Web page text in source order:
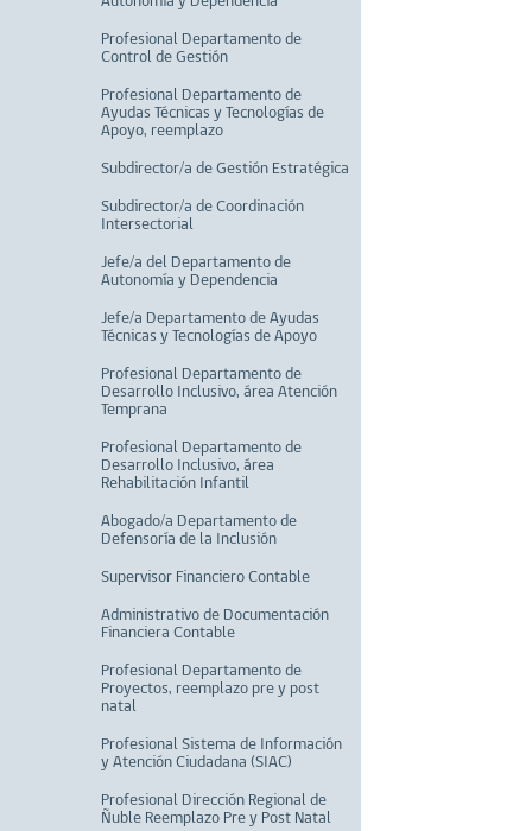
Profesional Departamento de
Control de Gestión
Profesional Departamento de
Ayudas Técnicas y Tecnologías de
Apoyo, reemplazo
Subdirector/a de Gestión Estratégica
Subdirector/a de Coordinación
Intersectorial
Jefe/a del Departamento de
Autonomía y Dependencia
Jefe/a Departamento de Ayudas
Técnicas y Tecnologías de Apoyo
Profesional Departamento de
Desarrollo Inclusivo, área Atención
Temprana
Profesional Departamento de
Desarrollo Inclusivo, área
Rehabilitación Infantil
Abogado/a Departamento de
Defensoría de la Inclusión
Supervisor Financiero Contable
Administrativo de Documentación
Financiera Contable
Profesional Departamento de
Proyectos, reemplazo pre y post
natal
Profesional Sistema de Información
y Atención Ciudadana (SIAC)
Profesional Dirección Regional de
Ñuble Reemplazo Pre y Post Natal